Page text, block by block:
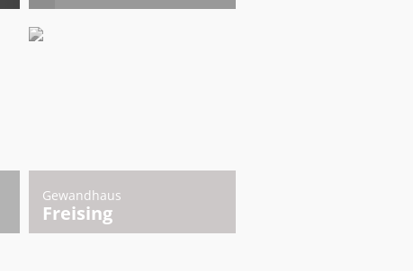
Gewandhaus
Freising